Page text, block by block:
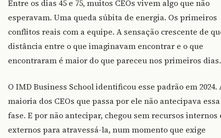
Entre os dias 45 e 75, muitos CEOs vivem algo que não
esperavam. Uma queda súbita de energia. Os primeiros
conflitos reais com a equipe. A sensação crescente de
distância entre o que imaginavam encontrar e o que
encontraram é maior do que pareceu nos primeiros dias.
O IMD Business School identificou esse padrão em 2024.
maioria dos CEOs que passa por ele não antecipava essa
fase. E por não antecipar, chegou sem recursos internos
externos para atravessá-la, num momento que exige